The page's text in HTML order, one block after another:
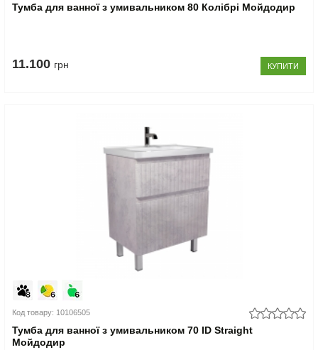
Тумба для ванної з умивальником 80 Колібрі Мойдодир
11.100 грн КУПИТИ
Код товару: 10106505
Тумба для ванної з умивальником 70 ID Straight
Мойдодир